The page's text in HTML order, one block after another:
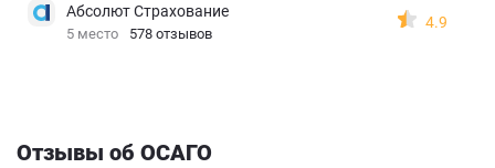
Абсолют Страхование
5 место 578 отзывов
4.9
Отзывы об ОСАГО